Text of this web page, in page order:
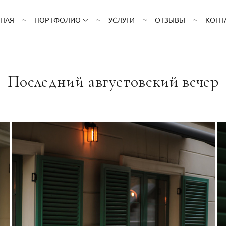
ПОРТФОЛИО УСЛУГИ ОТЗЫВЫ
Последний августовский вечер